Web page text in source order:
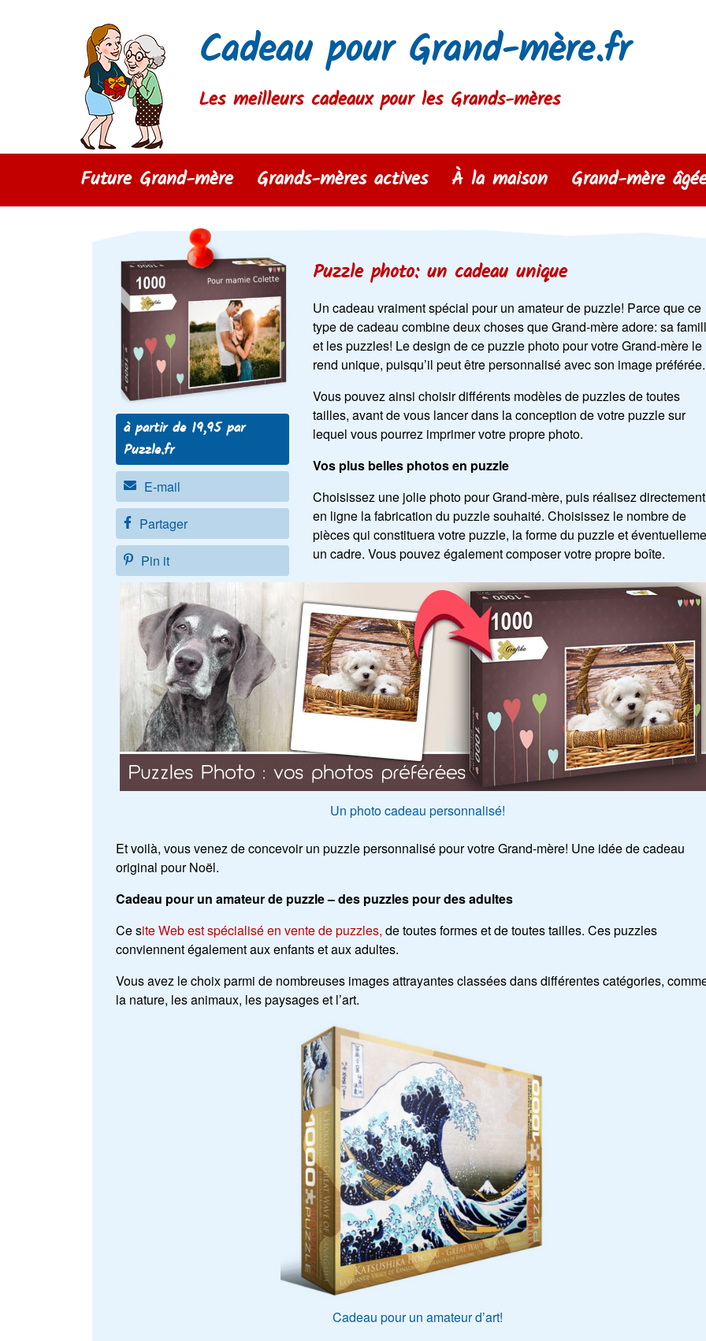
Cadeau pour Grand-mère.fr
Les meilleurs cadeaux pour les Grands-mères
Future Grand-mère Grands-mères actives À la maison Grand-mère
à partir de 19,95 par
Puzzle.fr
E-mail
Partager
Pin it
Puzzle photo: un cadeau unique
Un cadeau vraiment spécial pour un amateur de puzzle! Parce que ce
type de cadeau combine deux choses que Grand-mère adore: sa
et les puzzles! Le design de ce puzzle photo pour votre Grand-mère le
rend unique, puisqu’il peut être personnalisé avec son image préférée.
Vous pouvez ainsi choisir différents modèles de puzzles de toutes
tailles, avant de vous lancer dans la conception de votre puzzle sur
lequel vous pourrez imprimer votre propre photo.
Vos plus belles photos en puzzle
Choisissez une jolie photo pour Grand-mère, puis réalisez directement
en ligne la fabrication du puzzle souhaité. Choisissez le nombre de
pièces qui constituera votre puzzle, la forme du puzzle et
un cadre. Vous pouvez également composer votre propre boîte.
Un photo cadeau personnalisé!
Et voilà, vous venez de concevoir un puzzle personnalisé pour votre Grand-mère! Une idée de cadeau
original pour Noël.
Cadeau pour un amateur de puzzle – des puzzles pour des adultes
Ce site Web est spécialisé en vente de puzzles, de toutes formes et de toutes tailles. Ces puzzles
conviennent également aux enfants et aux adultes.
Vous avez le choix parmi de nombreuses images attrayantes classées dans différentes catégories,
la nature, les animaux, les paysages et l’art.
Cadeau pour un amateur d’art!